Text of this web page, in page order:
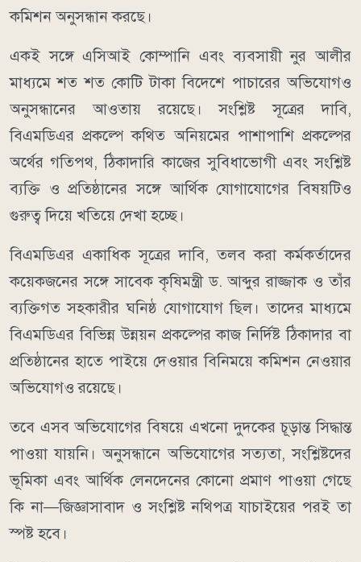
কমিশন অনুসন্ধান করছে।
একই সঙ্গে এসিআই কোম্পানি এবং ব্যবসায়ী নুর আলীর
মাধ্যমে শত শত কোটি টাকা বিদেশে পাচারের অভিযোগও
অনুসন্ধানের আওতায় রয়েছে। সংশ্লিষ্ট সূত্রের দাবি,
বিএমডিএর প্রকল্পে কথিত অনিয়মের পাশাপাশি প্রকল্পের
অর্থের গতিপথ, ঠিকাদারি কাজের সুবিধাভোগী এবং সংশ্লিষ্ট
ব্যক্তি ও প্রতিষ্ঠানের সঙ্গে আর্থিক যোগাযোগের বিষয়টিও
গুরুত্ব দিয়ে খতিয়ে দেখা হচ্ছে।
বিএমডিএর একাধিক সূত্রের দাবি, তলব করা কর্মকর্তাদের
কয়েকজনের সঙ্গে সাবেক কৃষিমন্ত্রী ড. আব্দুর রাজ্জাক ও তাঁর
ব্যক্তিগত সহকারীর ঘনিষ্ঠ যোগাযোগ ছিল। তাদের মাধ্যমে
বিএমডিএর বিভিন্ন উন্নয়ন প্রকল্পের কাজ নির্দিষ্ট ঠিকাদার বা
প্রতিষ্ঠানের হাতে পাইয়ে দেওয়ার বিনিময়ে কমিশন নেওয়ার
অভিযোগও রয়েছে।
তবে এসব অভিযোগের বিষয়ে এখনো দুদকের চূড়ান্ত সিদ্ধান্ত
পাওয়া যায়নি। অনুসন্ধানে অভিযোগের সত্যতা, সংশ্লিষ্টদের
ভূমিকা এবং আর্থিক লেনদেনের কোনো প্রমাণ পাওয়া গেছে
কি না—জিজ্ঞাসাবাদ ও সংশ্লিষ্ট নথিপত্র যাচাইয়ের পরই তা
স্পষ্ট হবে।